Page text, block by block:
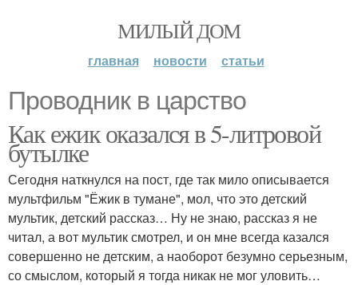
МИЛЫЙ ДОМ
главная новости статьи
Проводник в царство
Как ежик оказался в 5-литровой
бутылке
Сегодня наткнулся на пост, где так мило описывается
мультфильм "Ёжик в тумане", мол, что это детский
мультик, детский рассказ… Ну не знаю, рассказ я не
читал, а вот мультик смотрел, и он мне всегда казался
совершенно не детским, а наоборот безумно серьезным,
со смыслом, который я тогда никак не мог уловить…